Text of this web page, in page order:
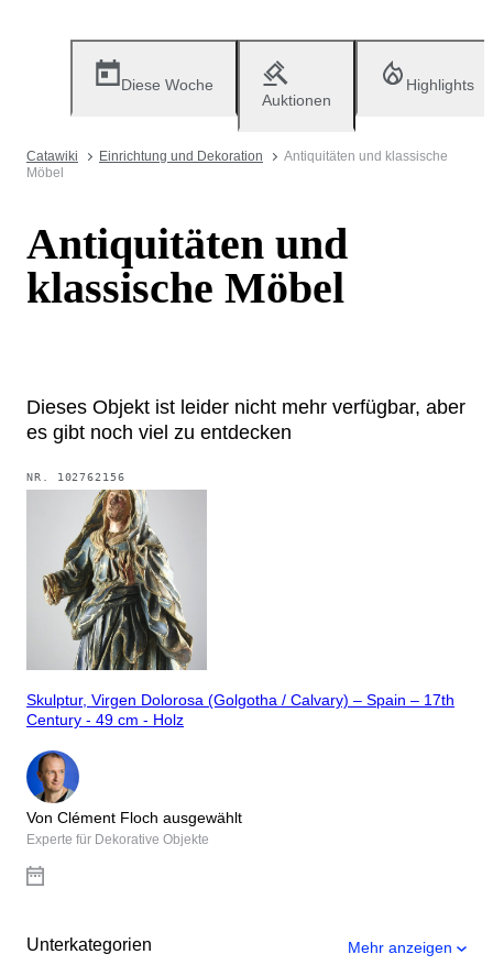
Diese Woche
Auktionen
Highlights
Catawiki Einrichtung und Dekoration
Antiquitäten und klassische
Möbel
Antiquitäten und
klassische Möbel
Dieses Objekt ist leider nicht mehr verfügbar, aber
es gibt noch viel zu entdecken
NR. 102762156
Skulptur, Virgen Dolorosa (Golgotha / Calvary) – Spain – 17th
Century - 49 cm - Holz
Von Clément Floch ausgewählt
Experte für Dekorative Objekte
Unterkategorien Mehr anzeigen